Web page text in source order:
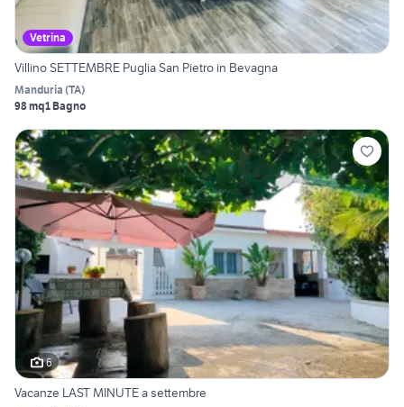
Vetrina
Villino SETTEMBRE Puglia San Pietro in Bevagna
Manduria (TA)
98 mq1 Bagno
6
Vacanze LAST MINUTE a settembre